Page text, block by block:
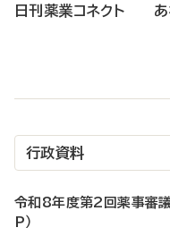
日刊薬業コネクト あ
行政資料
令和8年度第2回薬事審
P）